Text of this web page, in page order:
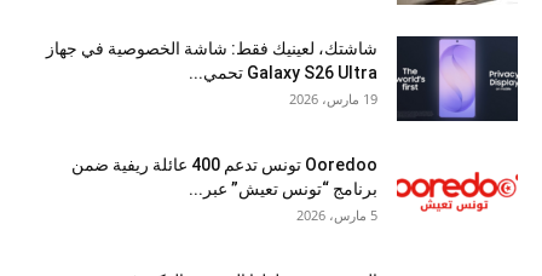
شاشتك، لعينيك فقط: شاشة الخصوصية في جهاز
Galaxy S26 Ultra تحمي...
19 مارس، 2026
Ooredoo تونس تدعم 400 عائلة ريفية ضمن
برنامج “تونس تعيش” عبر...
5 مارس، 2026